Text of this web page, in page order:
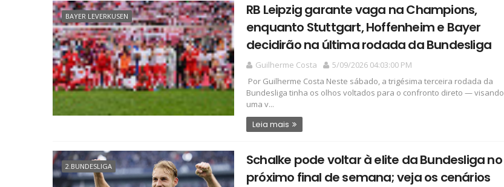
BAYER LEVERKUSEN
RB Leipzig garante vaga na Champions,
enquanto Stuttgart, Hoffenheim e Bayer
decidirão na última rodada da Bundesliga
Guilherme Costa
5/09/2026 04:03:00 PM
Por Guilherme Costa Neste sábado, a trigésima terceira rodada da
Bundesliga tinha os olhos voltados para o confronto direto — visando
uma v...
Leia mais
2.BUNDESLIGA
Schalke pode voltar à elite da Bundesliga no
próximo final de semana; veja os cenários